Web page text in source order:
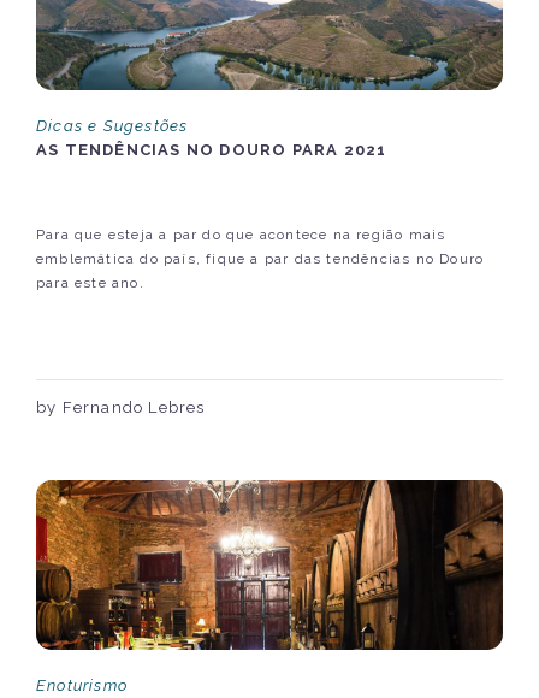
Dicas e Sugestões
AS TENDÊNCIAS NO DOURO PARA 2021
Para que esteja a par do que acontece na região mais
emblemática do país, fique a par das tendências no Douro
para este ano.
by Fernando Lebres
Enoturismo